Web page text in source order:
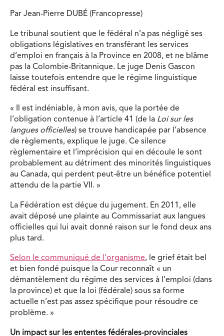
Par Jean-Pierre DUBÉ (Francopresse)
Le tribunal soutient que le fédéral n’a pas négligé ses
obligations législatives en transférant les services
d’emploi en français à la Province en 2008, et ne blâme
pas la Colombie-Britannique. Le juge Denis Gascon
laisse toutefois entendre que le régime linguistique
fédéral est insuffisant.
« Il est indéniable, à mon avis, que la portée de
l’obligation contenue à l’article 41 (de la Loi sur les
langues officielles) se trouve handicapée par l’absence
de règlements, explique le juge. Ce silence
règlementaire et l’imprécision qui en découle le sont
probablement au détriment des minorités linguistiques
au Canada, qui perdent peut-être un bénéfice potentiel
attendu de la partie VII. »
La Fédération est déçue du jugement. En 2011, elle
avait déposé une plainte au Commissariat aux langues
officielles qui lui avait donné raison sur le fond deux ans
plus tard.
Selon le communiqué de l’organisme, le grief était bel
et bien fondé puisque la Cour reconnaît « un
démantèlement du régime des services à l’emploi (dans
la province) et que la loi (fédérale) sous sa forme
actuelle n’est pas assez spécifique pour résoudre ce
problème. »
Un impact sur les ententes fédérales-provinciales